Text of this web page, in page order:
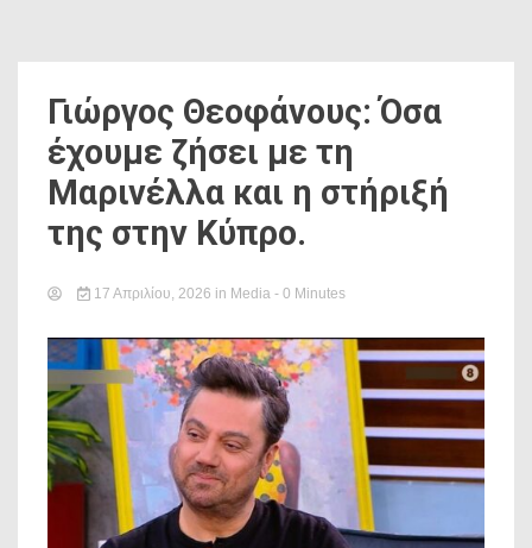
Γιώργος Θεοφάνους: Όσα
έχουμε ζήσει με τη
Μαρινέλλα και η στήριξή
της στην Κύπρο.
17 Απριλίου, 2026 in Media - 0 Minutes